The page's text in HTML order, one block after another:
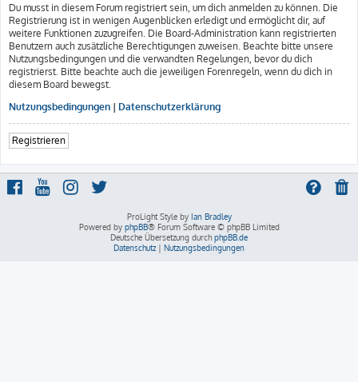
Du musst in diesem Forum registriert sein, um dich anmelden zu können. Die
Registrierung ist in wenigen Augenblicken erledigt und ermöglicht dir, auf
weitere Funktionen zuzugreifen. Die Board-Administration kann registrierten
Benutzern auch zusätzliche Berechtigungen zuweisen. Beachte bitte unsere
Nutzungsbedingungen und die verwandten Regelungen, bevor du dich
registrierst. Bitte beachte auch die jeweiligen Forenregeln, wenn du dich in
diesem Board bewegst.
Nutzungsbedingungen | Datenschutzerklärung
Registrieren
ProLight Style by Ian Bradley
Powered by phpBB® Forum Software © phpBB Limited
Deutsche Übersetzung durch phpBB.de
Datenschutz | Nutzungsbedingungen